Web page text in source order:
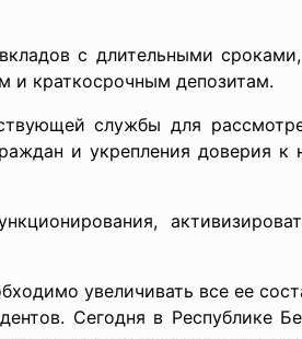
с длительными
и краткосрочным депозитам.
службы для
и укрепления доверия к
увеличивать все ее
Сегодня в Республике